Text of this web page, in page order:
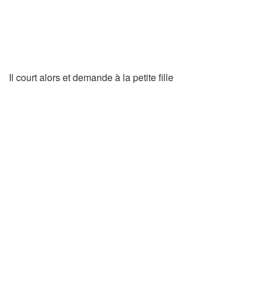
Il court alors et demande à la petite fille